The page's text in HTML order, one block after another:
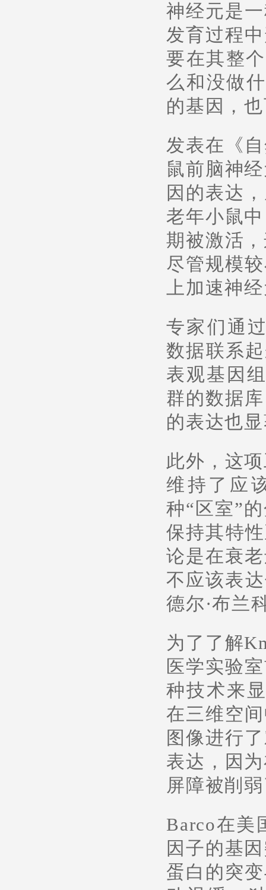
神经元是
发育过程
要在其整
么和没做
的基因，
发表在《
鼠前脑神
因的表达
老年小鼠
期被激活
尽管规模
上加速神
专家们通
数据联系
表观基因
群的数据
的表达也
此外，这
维持了应
种“区室”
保持其特
论是在衰
不应该表
德尔·布兰
为了了解
医学实验
种技术来
在三维空
图像进行
表达，因
屏障被削
Barco在美
因子的基
蛋白的突